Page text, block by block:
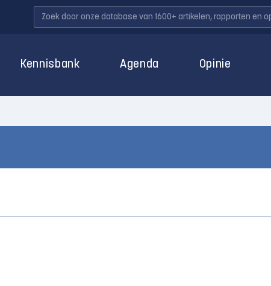
Kennisbank Agenda Opinie